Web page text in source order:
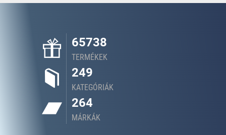
65738
TERMÉKEK
249
KATEGÓRIÁK
264
MÁRKÁK